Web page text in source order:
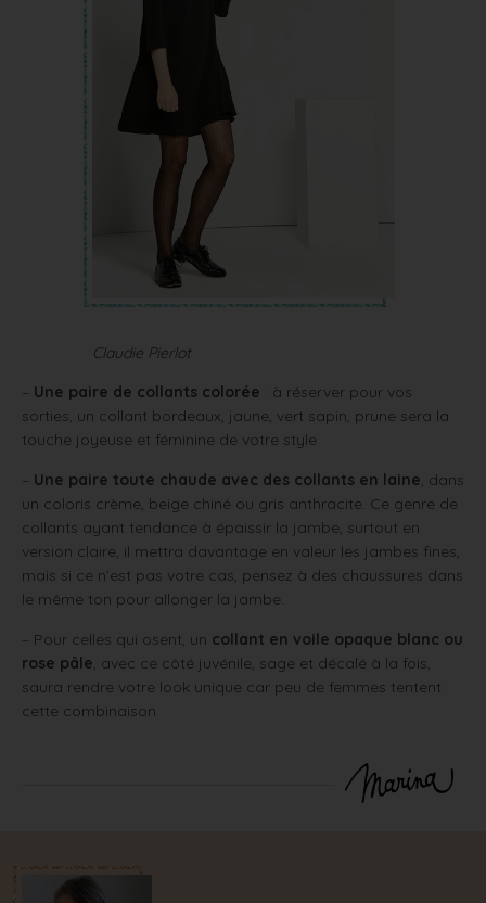
Claudie Pierlot
– Une paire de collants colorée : à réserver pour vos
sorties, un collant bordeaux, jaune, vert sapin, prune sera la
touche joyeuse et féminine de votre style
– Une paire toute chaude avec des collants en laine , dans
un coloris crème, beige chiné ou gris anthracite. Ce genre de
collants ayant tendance à épaissir la jambe, surtout en
version claire, il mettra davantage en valeur les jambes fines,
mais si ce n’est pas votre cas, pensez à des chaussures dans
le même ton pour allonger la jambe.
– Pour celles qui osent, un collant en voile opaque blanc ou
rose pâle , avec ce côté juvénile, sage et décalé à la fois,
saura rendre votre look unique car peu de femmes tentent
cette combinaison.